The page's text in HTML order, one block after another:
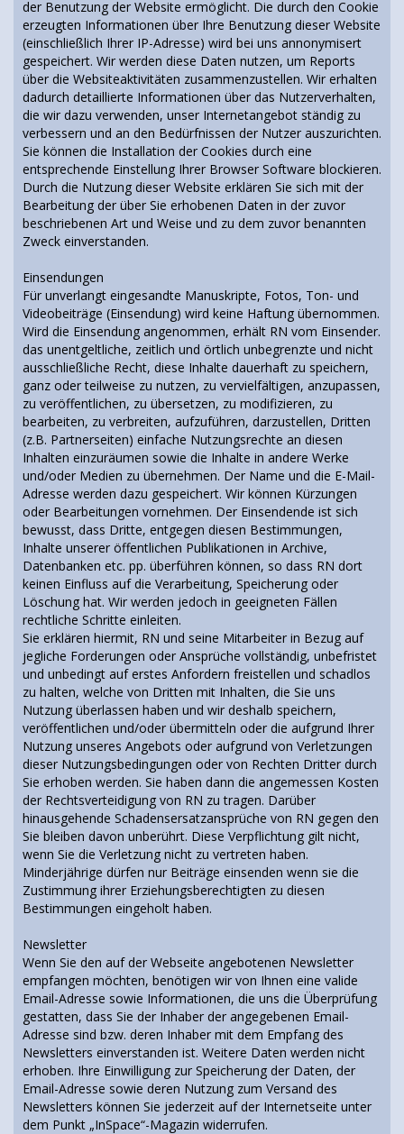
der Benutzung der Website ermöglicht. Die durch den Cookie
erzeugten Informationen über Ihre Benutzung dieser Website
(einschließlich Ihrer IP-Adresse) wird bei uns annonymisert
gespeichert. Wir werden diese Daten nutzen, um Reports
über die Websiteaktivitäten zusammenzustellen. Wir erhalten
dadurch detaillierte Informationen über das Nutzerverhalten,
die wir dazu verwenden, unser Internetangebot ständig zu
verbessern und an den Bedürfnissen der Nutzer auszurichten.
Sie können die Installation der Cookies durch eine
entsprechende Einstellung Ihrer Browser Software blockieren.
Durch die Nutzung dieser Website erklären Sie sich mit der
Bearbeitung der über Sie erhobenen Daten in der zuvor
beschriebenen Art und Weise und zu dem zuvor benannten
Zweck einverstanden.
Einsendungen
Für unverlangt eingesandte Manuskripte, Fotos, Ton- und
Videobeiträge (Einsendung) wird keine Haftung übernommen.
Wird die Einsendung angenommen, erhält RN vom Einsender.
das unentgeltliche, zeitlich und örtlich unbegrenzte und nicht
ausschließliche Recht, diese Inhalte dauerhaft zu speichern,
ganz oder teilweise zu nutzen, zu vervielfältigen, anzupassen,
zu veröffentlichen, zu übersetzen, zu modifizieren, zu
bearbeiten, zu verbreiten, aufzuführen, darzustellen, Dritten
(z.B. Partnerseiten) einfache Nutzungsrechte an diesen
Inhalten einzuräumen sowie die Inhalte in andere Werke
und/oder Medien zu übernehmen. Der Name und die E-Mail-
Adresse werden dazu gespeichert. Wir können Kürzungen
oder Bearbeitungen vornehmen. Der Einsendende ist sich
bewusst, dass Dritte, entgegen diesen Bestimmungen,
Inhalte unserer öffentlichen Publikationen in Archive,
Datenbanken etc. pp. überführen können, so dass RN dort
keinen Einfluss auf die Verarbeitung, Speicherung oder
Löschung hat. Wir werden jedoch in geeigneten Fällen
rechtliche Schritte einleiten.
Sie erklären hiermit, RN und seine Mitarbeiter in Bezug auf
jegliche Forderungen oder Ansprüche vollständig, unbefristet
und unbedingt auf erstes Anfordern freistellen und schadlos
zu halten, welche von Dritten mit Inhalten, die Sie uns
Nutzung überlassen haben und wir deshalb speichern,
veröffentlichen und/oder übermitteln oder die aufgrund Ihrer
Nutzung unseres Angebots oder aufgrund von Verletzungen
dieser Nutzungsbedingungen oder von Rechten Dritter durch
Sie erhoben werden. Sie haben dann die angemessen Kosten
der Rechtsverteidigung von RN zu tragen. Darüber
hinausgehende Schadensersatzansprüche von RN gegen den
Sie bleiben davon unberührt. Diese Verpflichtung gilt nicht,
wenn Sie die Verletzung nicht zu vertreten haben.
Minderjährige dürfen nur Beiträge einsenden wenn sie die
Zustimmung ihrer Erziehungsberechtigten zu diesen
Bestimmungen eingeholt haben.
Newsletter
Wenn Sie den auf der Webseite angebotenen Newsletter
empfangen möchten, benötigen wir von Ihnen eine valide
Email-Adresse sowie Informationen, die uns die Überprüfung
gestatten, dass Sie der Inhaber der angegebenen Email-
Adresse sind bzw. deren Inhaber mit dem Empfang des
Newsletters einverstanden ist. Weitere Daten werden nicht
erhoben. Ihre Einwilligung zur Speicherung der Daten, der
Email-Adresse sowie deren Nutzung zum Versand des
Newsletters können Sie jederzeit auf der Internetseite unter
dem Punkt „InSpace“-Magazin widerrufen.